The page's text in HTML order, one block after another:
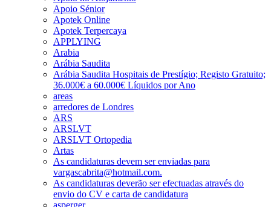
Apoio Sénior
Apotek Online
Apotek Terpercaya
APPLYING
Arabia
Arábia Saudita
Arábia Saudita Hospitais de Prestígio; Registo Gratuito;
36.000€ a 60.000€ Líquidos por Ano
areas
arredores de Londres
ARS
ARSLVT
ARSLVT Ortopedia
Artas
As candidaturas devem ser enviadas para
vargascabrita@hotmail.com.
As candidaturas deverão ser efectuadas através do
envio do CV e carta de candidatura
asperger